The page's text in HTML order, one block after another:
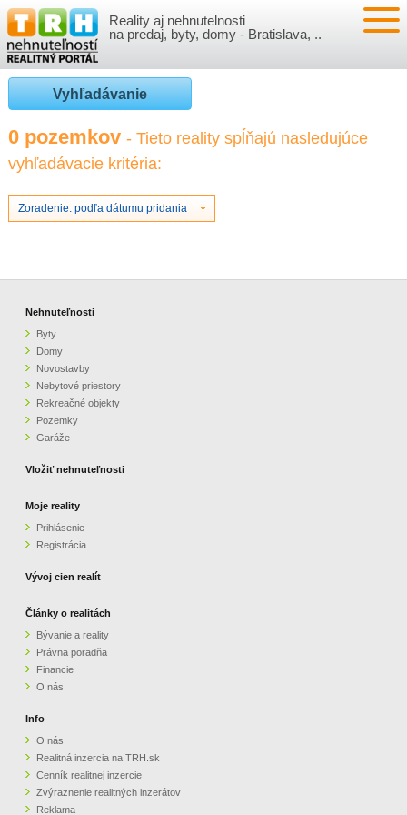
Reality aj nehnutelnosti
na predaj, byty, domy - Bratislava, ..
NEHNUTEĽNOSTI
BYTY
NOVOSTAVBY
NEBYTOVÉ PRIESTORY
GARÁŽE
VLOŽIŤ NEHNUTEĽNOSTI
PRIHLÁSENIE
REGISTRÁCIA
VÝVOJ CIEN REALÍT
ČLÁNKY O REALITÁCH
O NÁS
CENNÍK REALITNEJ INZERCIE
ZVÝRAZNENIE REALITNÝCH INZERÁTOV
PARTNERI
OBCHODNÉ PODMIENKY
KONTAKT
Vyhľadávanie
0 pozemkov - Tieto reality spĺňajú nasledujúce
vyhľadávacie kritéria:
Zoradenie: podľa dátumu pridania
Nehnuteľnosti
Byty
Domy
Novostavby
Nebytové priestory
Rekreačné objekty
Pozemky
Garáže
Vložiť nehnuteľnosti
Moje reality
Prihlásenie
Registrácia
Vývoj cien realít
Články o realitách
Bývanie a reality
Právna poradňa
Financie
O nás
Info
O nás
Realitná inzercia na TRH.sk
Cenník realitnej inzercie
Zvýraznenie realitných inzerátov
Reklama